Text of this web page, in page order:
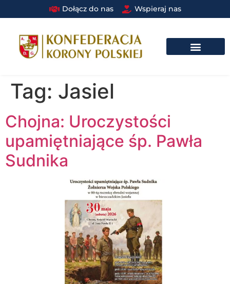
Dołącz do nas Wspieraj nas
Tag: Jasiel
Chojna: Uroczystości
upamiętniające śp. Pawła
Sudnika